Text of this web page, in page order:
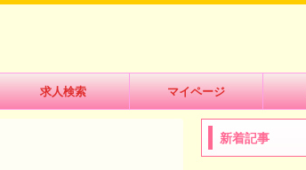
求人検索 マイページ
新着記事